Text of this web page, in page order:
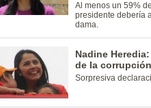
Al menos un 59%
presidente debería
dama.
Nadine
de la
Sorpresiva